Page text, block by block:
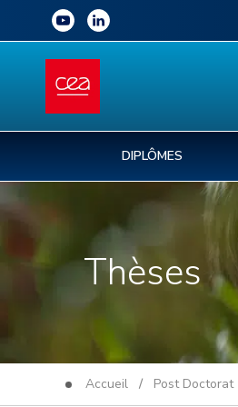
DIPLÔMES
Thèses
Accueil / Post Doctorat